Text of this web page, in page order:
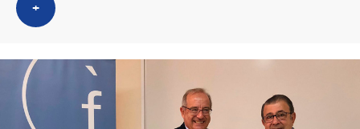
+